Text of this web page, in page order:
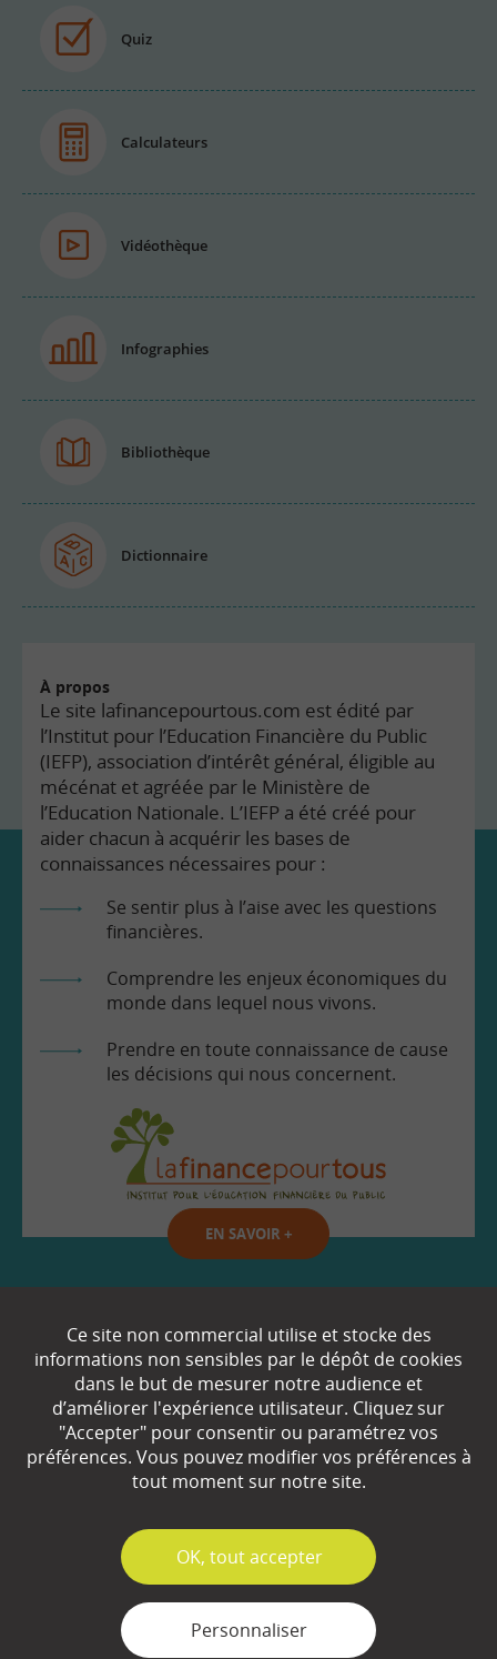
Quiz
Calculateurs
Vidéothèque
Infographies
Bibliothèque
Dictionnaire
À propos
Le site lafinancepourtous.com est édité par
l’Institut pour l’Education Financière du Public
(IEFP), association d’intérêt général, éligible au
mécénat et agréée par le Ministère de
l’Education Nationale. L’IEFP a été créé pour
aider chacun à acquérir les bases de
connaissances nécessaires pour :
Se sentir plus à l’aise avec les questions
financières.
Comprendre les enjeux économiques du
monde dans lequel nous vivons.
Prendre en toute connaissance de cause
les décisions qui nous concernent.
EN SAVOIR +
Partenaires
Espace Presse
Plan du site
Mentions légales
Ce site non commercial utilise et stocke des
informations non sensibles par le dépôt de cookies
dans le but de mesurer notre audience et
d’améliorer l'expérience utilisateur. Cliquez sur
"Accepter" pour consentir ou paramétrez vos
préférences. Vous pouvez modifier vos préférences à
tout moment sur notre site.
✓
OK, tout accepter
Personnaliser